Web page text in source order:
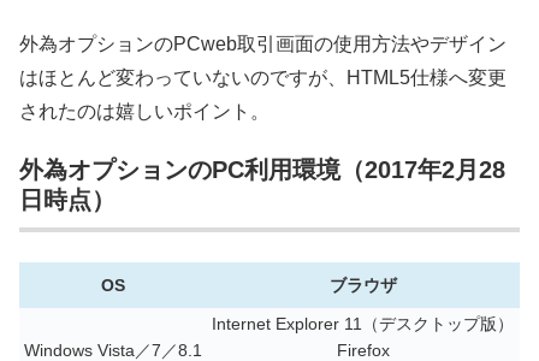
外為オプションのPCweb取引画面の使用方法やデザイン
はほとんど変わっていないのですが、HTML5仕様へ変更
されたのは嬉しいポイント。
外為オプションのPC利用環境（2017年2月28
日時点）
OS ブラウザ
Windows Vista／7／8.1
Internet Explorer 11（デスクトップ版）
Firefox